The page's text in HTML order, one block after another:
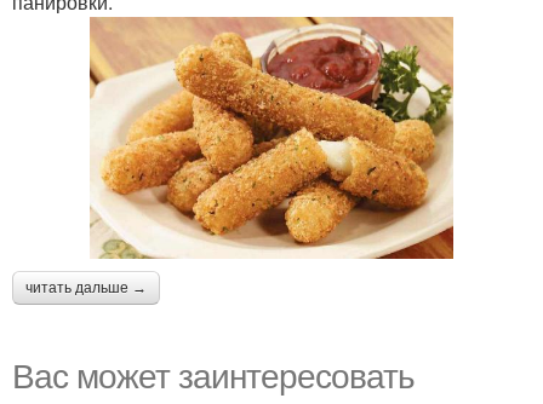
читать дальше →
Вас может заинтересовать